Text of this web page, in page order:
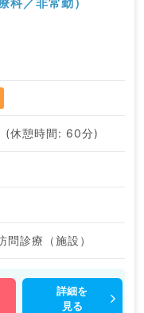
休憩時間: 60分)
診療（施設）
詳細を
見る